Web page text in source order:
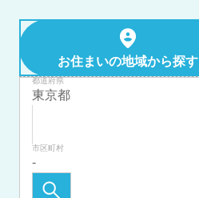
お住まいの地域から探す
都道府県
市区町村